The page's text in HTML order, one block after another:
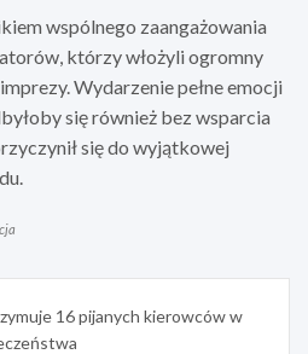
wspólnego zaangażowania
którzy włożyli ogromny
Wydarzenie pełne emocji
się również bez wsparcia
się do wyjątkowej
16 pijanych kierowców w